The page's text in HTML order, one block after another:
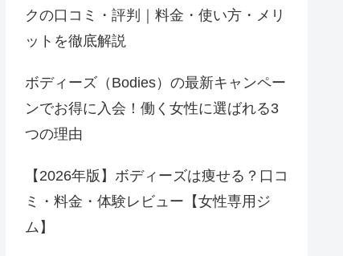
クの口コミ・評判｜料金・使い方・メリ
ットを徹底解説
ボディーズ（Bodies）の最新キャンペー
ンでお得に入会！働く女性に選ばれる3
つの理由
【2026年版】ボディーズは痩せる？口コ
ミ・料金・体験レビュー【女性専用ジ
ム】